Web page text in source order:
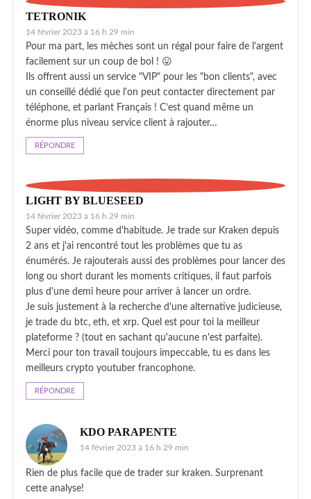
TETRONIK
14 février 2023 à 16 h 29 min
Pour ma part, les mèches sont un régal pour faire de l'argent
facilement sur un coup de bol ! 😛
Ils offrent aussi un service "VIP" pour les "bon clients", avec
un conseillé dédié que l'on peut contacter directement par
téléphone, et parlant Français ! C’est quand même un
énorme plus niveau service client à rajouter…
RÉPONDRE
LIGHT BY BLUESEED
14 février 2023 à 16 h 29 min
Super vidéo, comme d'habitude. Je trade sur Kraken depuis
2 ans et j'ai rencontré tout les problèmes que tu as
énumérés. Je rajouterais aussi des problèmes pour lancer des
long ou short durant les moments critiques, il faut parfois
plus d'une demi heure pour arriver à lancer un ordre.
Je suis justement à la recherche d'une alternative judicieuse,
je trade du btc, eth, et xrp. Quel est pour toi la meilleur
plateforme ? (tout en sachant qu'aucune n'est parfaite).
Merci pour ton travail toujours impeccable, tu es dans les
meilleurs crypto youtuber francophone.
RÉPONDRE
KDO PARAPENTE
14 février 2023 à 16 h 29 min
Rien de plus facile que de trader sur kraken. Surprenant
cette analyse!